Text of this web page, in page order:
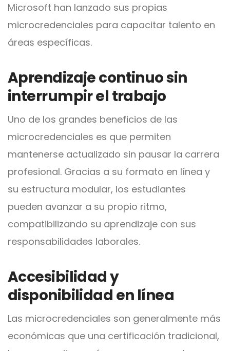
Microsoft han lanzado sus propias
microcredenciales para capacitar talento en
áreas específicas.
Aprendizaje continuo sin
interrumpir el trabajo
Uno de los grandes beneficios de las
microcredenciales es que permiten
mantenerse actualizado sin pausar la carrera
profesional. Gracias a su formato en línea y
su estructura modular, los estudiantes
pueden avanzar a su propio ritmo,
compatibilizando su aprendizaje con sus
responsabilidades laborales.
Accesibilidad y
disponibilidad en línea
Las microcredenciales son generalmente más
económicas que una certificación tradicional,